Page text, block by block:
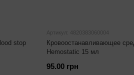
stop
Артикул: 4820383060004
Кровоостанавливающее
Hemostatic 15 мл
95.00 грн